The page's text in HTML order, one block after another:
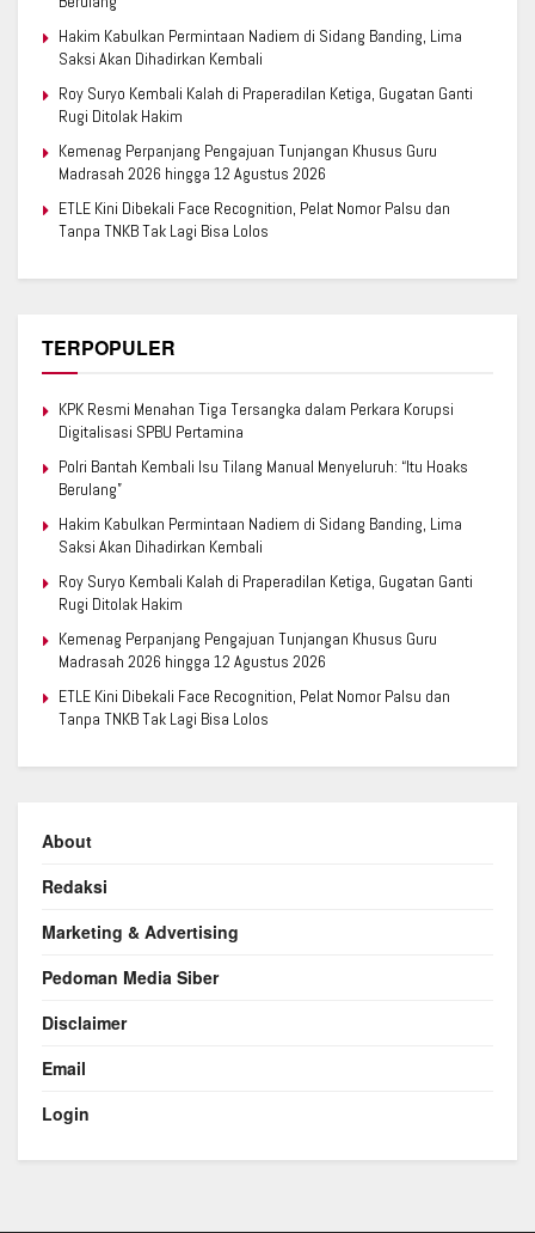
Hakim Kabulkan Permintaan Nadiem di Sidang Banding, Lima
Saksi Akan Dihadirkan Kembali
Roy Suryo Kembali Kalah di Praperadilan Ketiga, Gugatan Ganti
Rugi Ditolak Hakim
Kemenag Perpanjang Pengajuan Tunjangan Khusus Guru
Madrasah 2026 hingga 12 Agustus 2026
ETLE Kini Dibekali Face Recognition, Pelat Nomor Palsu dan
Tanpa TNKB Tak Lagi Bisa Lolos
TERPOPULER
KPK Resmi Menahan Tiga Tersangka dalam Perkara Korupsi
Digitalisasi SPBU Pertamina
Polri Bantah Kembali Isu Tilang Manual Menyeluruh: “Itu Hoaks
Berulang”
Hakim Kabulkan Permintaan Nadiem di Sidang Banding, Lima
Saksi Akan Dihadirkan Kembali
Roy Suryo Kembali Kalah di Praperadilan Ketiga, Gugatan Ganti
Rugi Ditolak Hakim
Kemenag Perpanjang Pengajuan Tunjangan Khusus Guru
Madrasah 2026 hingga 12 Agustus 2026
ETLE Kini Dibekali Face Recognition, Pelat Nomor Palsu dan
Tanpa TNKB Tak Lagi Bisa Lolos
About
Redaksi
Marketing & Advertising
Pedoman Media Siber
Disclaimer
Email
Login